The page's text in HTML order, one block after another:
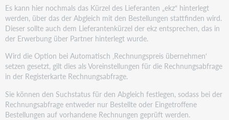
Es kann hier nochmals das Kürzel des Lieferanten „ekz“ hinterlegt
werden, über das der Abgleich mit den Bestellungen stattfinden wird.
Dieser sollte auch dem Lieferantenkürzel der ekz entsprechen, das in
der Erwerbung über Partner hinterlegt wurde.
Wird die Option bei Automatisch ‚Rechnungspreis übernehmen‘
setzen gesetzt, gilt dies als Voreinstellungen für die Rechnungsabfrage
in der Registerkarte Rechnungsabfrage.
Sie können den Suchstatus für den Abgleich festlegen, sodass bei der
Rechnungsabfrage entweder nur Bestellte oder Eingetroffene
Bestellungen auf vorhandene Rechnungen geprüft werden.